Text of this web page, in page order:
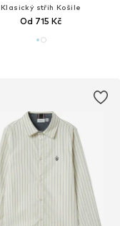
Klasický střih Košile
Od 715 Kč